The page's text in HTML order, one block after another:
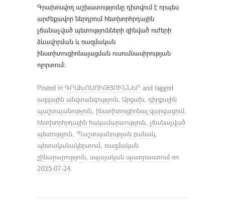
Գրախոսվող աշխատությունը դիտվում է որպես
արժեքավոր ներդրում հետխորհրդային
չճանաչված պետությունների զինված ուժերի
ձևավորման և ռազմական
ինստիտուցիոնալացման ուսումնասիրության
ոլորտում։
Posted in ԳՐԱԽՈՍՈՒԹՅՈՒՆՆԵՐ and tagged
ազգային անվտանգություն, Արցախ, դիրքային
պաշտպանություն, ինստիտուցիոնալ զարգացում,
հետխորհրդային հակամարտություն, չճանաչված
պետություն, Պաշտպանության բանակ,
պետականակերտում, ռազմական
շինարարություն, սպայական պատրաստում on
2025-07-24.